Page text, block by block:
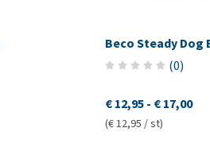
Beco Steady Dog
(0)
€ 12,95- € 17,00
(€ 12,95 / st)